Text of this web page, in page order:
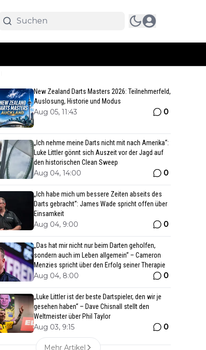
New Zealand Darts Masters 2026: Teilnehmerfeld,
Auslosung, Historie und Modus
Aug 05, 11:43 0
„Ich nehme meine Darts nicht mit nach Amerika“:
Luke Littler gönnt sich Auszeit vor der Jagd auf
den historischen Clean Sweep
Aug 04, 14:00 0
„Ich habe mich um bessere Zeiten abseits des
Darts gebracht“: James Wade spricht offen über
Einsamkeit
Aug 04, 9:00 0
„Das hat mir nicht nur beim Darten geholfen,
sondern auch im Leben allgemein“ – Cameron
Menzies spricht über den Erfolg seiner Therapie
Aug 04, 8:00 0
„Luke Littler ist der beste Dartspieler, den wir je
gesehen haben“ – Dave Chisnall stellt den
Weltmeister über Phil Taylor
Aug 03, 9:15 0
Mehr Artikel